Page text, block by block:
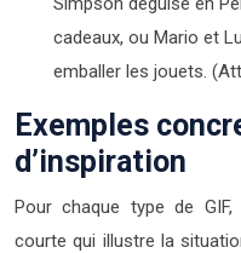
cadeaux, ou Mario et
emballer les jouets.
Exemples
d’inspiration
Pour chaque type de GIF,
courte qui illustre la